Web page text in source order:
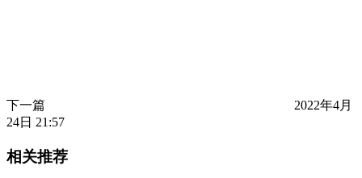
下一篇
2022年4月
24日 21:57
相关推荐